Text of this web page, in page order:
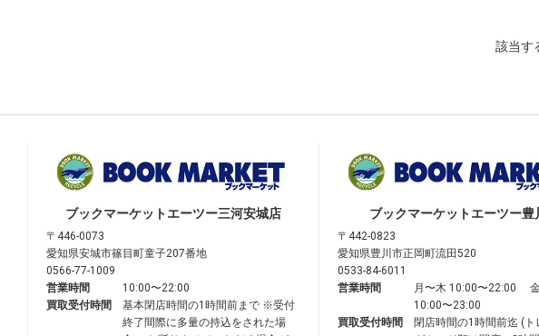
該当す
ブックマーケットエーツー三河安城店
〒446-0073
愛知県安城市篠目町童子207番地
0566-77-1009
営業時間
10:00〜22:00
買取受付時間
基本閉店時間の1時間前まで ※受付
終了間際に多量の持込をされた場
ブックマーケットエーツー豊
〒442-0823
愛知県豊川市正岡町流田520
0533-84-6011
営業時間
月〜木 10:00〜22:00
10:00〜23:00
買取受付時間
閉店時間の1時間前迄 (ト